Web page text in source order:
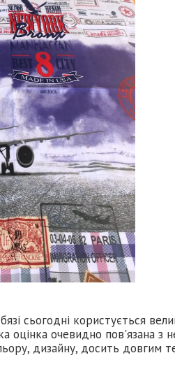
бязі сьогодні користується
оцінка очевидно пов'язана
дизайну, досить довгим